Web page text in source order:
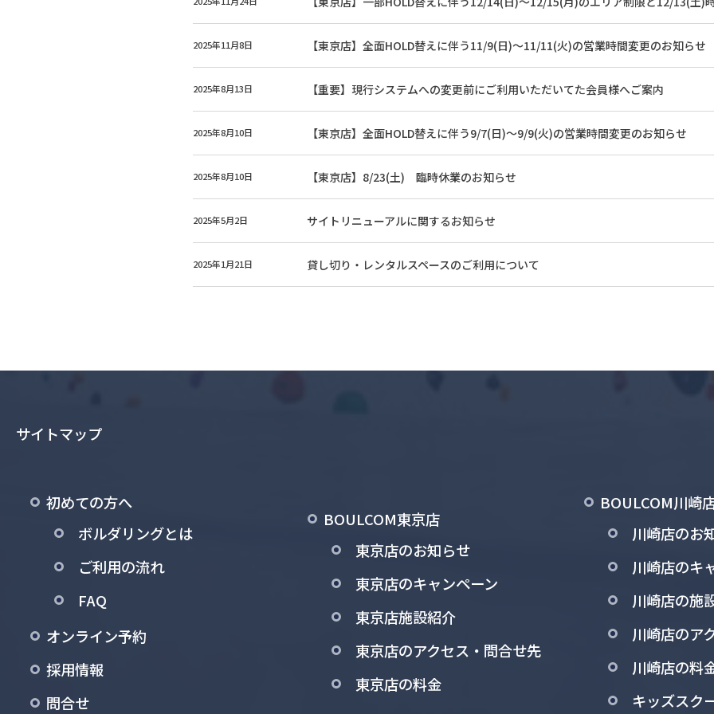
2025年11月8日 【東京店】全面HOLD替えに伴う11/9(日)～11/11(火)の営業時間変更のお知らせ
2025年8月13日 【重要】現行システムへの変更前にご利用いただいてた会員様へご案内
2025年8月10日 【東京店】全面HOLD替えに伴う9/7(日)～9/9(火)の営業時間変更のお知らせ
2025年8月10日 【東京店】8/23(土) 臨時休業のお知らせ
2025年5月2日 サイトリニューアルに関するお知らせ
2025年1月21日 貸し切り・レンタルスペースのご利用について
サイトマップ
初めての方へ
ボルダリングとは
ご利用の流れ
FAQ
オンライン予約
採用情報
問合せ
BOULCOM東京店
東京店のお知らせ
東京店のキャンペーン
東京店施設紹介
東京店のアクセス・問合せ先
東京店の料金
BOULCOM川崎
川崎店のお
川崎店のキ
川崎店の施
川崎店のア
川崎店の料
キッズスク